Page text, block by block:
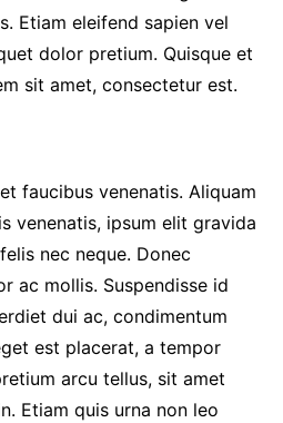
Etiam eleifend sapien vel
dolor pretium. Quisque et
sit amet, consectetur est.
faucibus venenatis. Aliquam
venenatis, ipsum elit gravida
nec neque. Donec
ac mollis. Suspendisse id
dui ac, condimentum
est placerat, a tempor
arcu tellus, sit amet
Etiam quis urna non leo